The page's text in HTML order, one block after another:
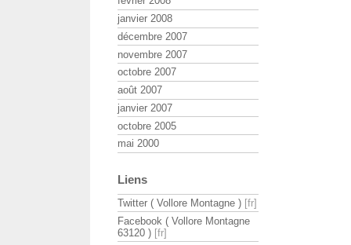
janvier 2008
décembre 2007
novembre 2007
octobre 2007
août 2007
janvier 2007
octobre 2005
mai 2000
Liens
Twitter ( Vollore Montagne )
Facebook ( Vollore Montagne
63120 )